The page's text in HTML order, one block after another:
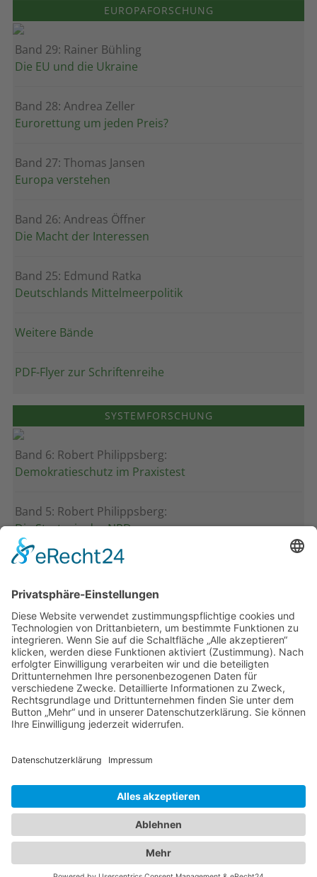
EUROPAFORSCHUNG
Band 29: Rainer Bühling
Die EU und die Ukraine
Band 28: Andrea Zeller
Eurorettung um jeden Preis?
Band 27: Thomas Jansen
Europa verstehen
Band 26: Andreas Öffner
Die Macht der Interessen
Band 25: Edmund Ratka
Deutschlands Mittelmeerpolitik
Weitere Bände
PDF-Flyer zur Schriftenreihe
SYSTEMFORSCHUNG
Band 6: Robert Philippsberg:
Demokratieschutz im Praxistest
Band 5: Robert Philippsberg:
Die Strategie der NPD
Band 4: Uwe Wagschal (Hg.):
Band 3: Katharina Ober
Schwarz-grüne Koalitionen in nordrhein-
westfälischen Kommunen
Band 2: Sophia Burkhardt
Programmfabrik gegen Medienimperium
Band 1: Robert Kaiser
PDF-Flyer zur Schriftenreihe